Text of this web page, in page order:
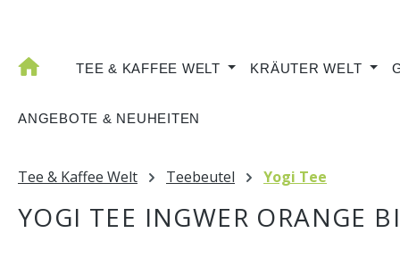
TEE & KAFFEE WELT KRÄUTER WELT
ANGEBOTE & NEUHEITEN
Tee & Kaffee Welt Teebeutel Yogi Tee
YOGI TEE INGWER ORANGE